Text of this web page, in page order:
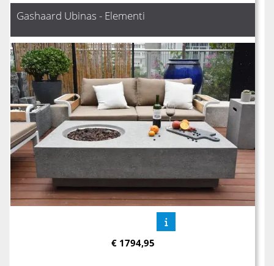
Gashaard Ubinas - Elementi
€ 1794,95